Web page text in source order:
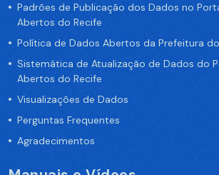
Padrões de Publicação dos Dados no
Abertos do Recife
Política de Dados Abertos da Prefeitura
Sistemática de Atualização de Dados do
Abertos do Recife
Visualizações de Dados
Perguntas Frequentes
Agradecimentos